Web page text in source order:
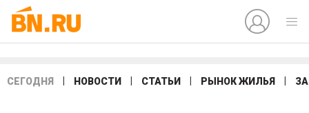
СЕГОДНЯ НОВОСТИ СТАТЬИ РЫНОК ЖИЛЬЯ